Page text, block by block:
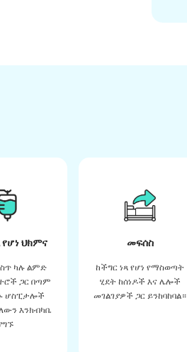
የሆነ ህክምና
ካሉ ልምድ
ጋር በጣም
ሆስፒታሎች
እንክብካቤ
መፍሰስ
ከችግር ነጻ የሆነ የማስወጣት
ሂደት ከሰነዶች እና ሌሎች
መገልገያዎች ጋር ይንከባከባል።